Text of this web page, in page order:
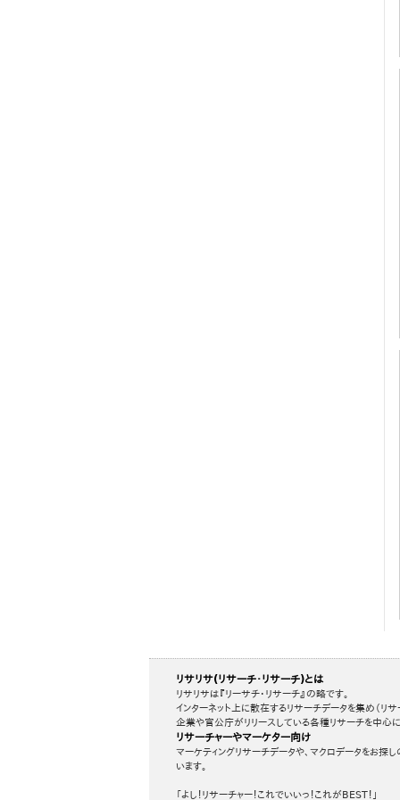
リサリサ(リサーチ・リサーチ)とは
リサリサは『リーサチ・リサーチ』の略です。
インターネット上に散在するリサーチデータを集め（リ
企業や官公庁がリリースしている各種リサーチを中心
リサーチャーやマーケター向け
マーケティングリサーチデータや、マクロデータをお探
います。
「よし！リサーチャー！これでいいっ！これがBEST！」